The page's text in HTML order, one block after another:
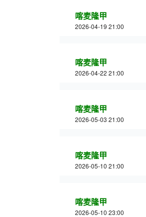
喀麦隆甲
2026-04-19 21:00
喀麦隆甲
2026-04-22 21:00
喀麦隆甲
2026-05-03 21:00
喀麦隆甲
2026-05-10 21:00
喀麦隆甲
2026-05-10 23:00